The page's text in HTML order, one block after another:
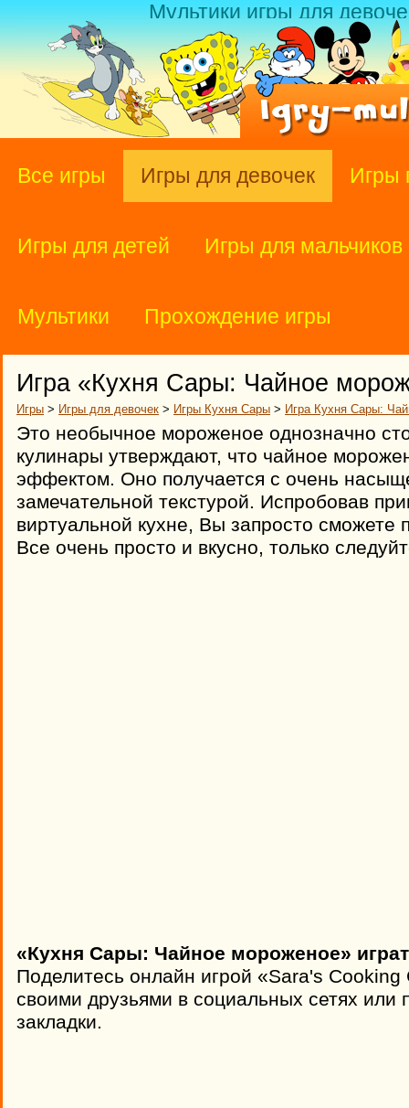
Мультики игры для
Все игры Игры для девочек Игры
Игры для детей Игры для мальчиков
Мультики Прохождение игры
Игра «Кухня Сары: Чайное
Игры > Игры для девочек > Игры Кухня Сары > Игра Кухня Сары:
Это необычное мороженое однозначно
кулинары утверждают, что чайное
эффектом. Оно получается с очень
замечательной текстурой. Испробовав
виртуальной кухне, Вы запросто сможете
Все очень просто и вкусно, только
«Кухня Сары: Чайное мороженое»
Поделитесь онлайн игрой «Sara's
своими друзьями в социальных сетях или
закладки.